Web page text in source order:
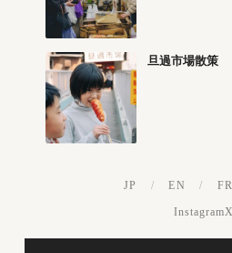
旦過市場散策
JP / EN / FR
InstagramX